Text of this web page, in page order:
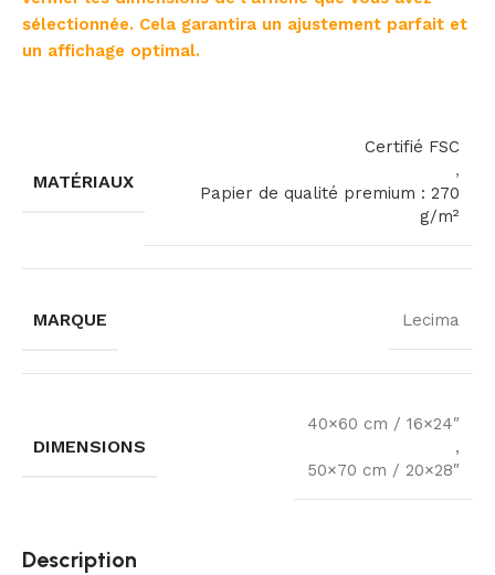
sélectionnée. Cela garantira un ajustement parfait et
un affichage optimal.
MATÉRIAUX
Certifié FSC
,
Papier de qualité premium : 270
g/m²
MARQUE Lecima
DIMENSIONS
40×60 cm / 16×24″
,
50×70 cm / 20×28″
Description